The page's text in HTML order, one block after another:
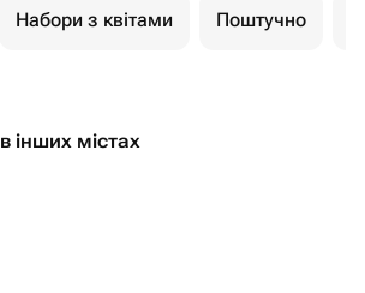
Набори з квітами Поштучно
інших містах